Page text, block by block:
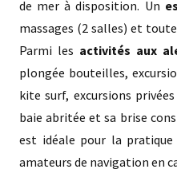
de mer à disposition. Un
massages (2 salles) et
Parmi les activités aux
plongée bouteilles,
kite surf, excursions
baie abritée et sa brise
est idéale pour la
amateurs de navigation en